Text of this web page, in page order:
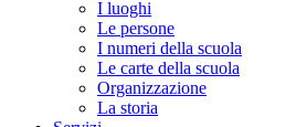
I luoghi
Le persone
I numeri della scuola
Le carte della scuola
Organizzazione
La storia